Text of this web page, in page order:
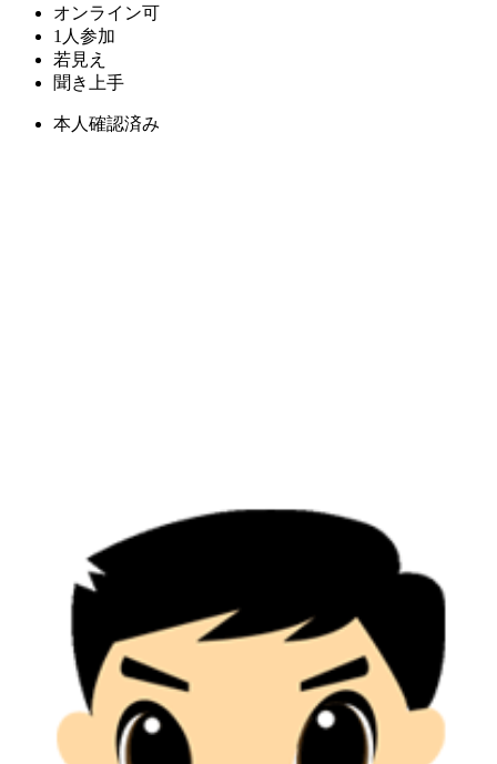
オンライン可
1人参加
若見え
聞き上手
本人確認済み